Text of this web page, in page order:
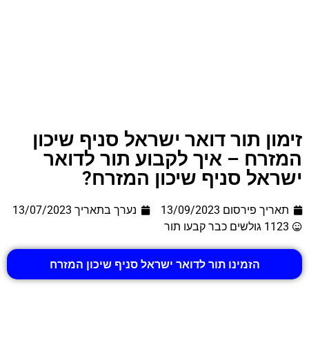
זימון תור דואר ישראל סניף שיכון
המזרח – איך לקבוע תור לדואר
ישראל סניף שיכון המזרח?
תאריך פירסום 13/09/2023 נערך בתאריך 13/07/2023
1123 גולשים כבר קבעו תור
הזמינו תור לדואר ישראל סניף שיכון המזרח